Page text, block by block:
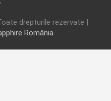
drepturile rezervate |
România